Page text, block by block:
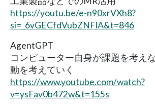
https://youtu.be/e-n90xrVXh8?
si=_6vGECfdVubZNFIA&t=846
AgentGPT
コンピューター自身が課題を考え
動を考えていく
https://www.youtube.com/watch?
v=ysFav0b472w&t=155s